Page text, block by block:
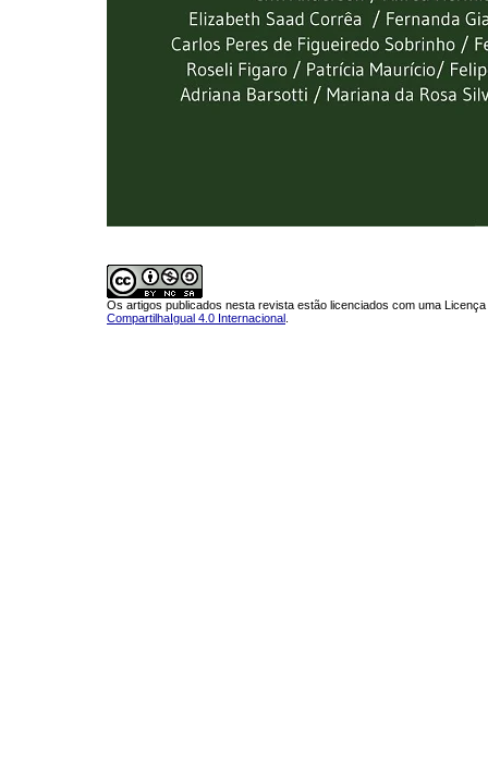
Os artigos publicados nesta revista estão licenciados com uma Licença
CompartilhaIgual 4.0 Internacional